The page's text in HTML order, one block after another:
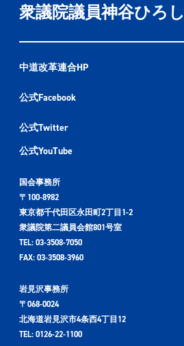
衆議院議員神谷ひろし
中道改革連合HP
公式Facebook
公式Twitter
公式YouTube
国会事務所
〒100-8982
東京都千代田区永田町2丁目1-2
衆議院第二議員会館801号室
TEL: 03-3508-7050
FAX: 03-3508-3960
岩見沢事務所
〒068-0024
北海道岩見沢市4条西4丁目12
TEL: 0126-22-1100